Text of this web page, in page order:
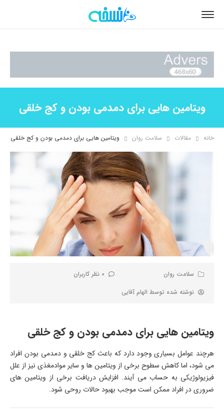
ویتامین هایی برای دمدمی بودن و کج خلقی
خانه مقالات سلامت روان ویتامین هایی برای دمدمی بودن و کج خلقی
سلامت روان
0 نظر کاربران
نوشته شده توسط الهام آقایی
ویتامین هایی برای دمدمی بودن و کج خلقی
هرچند عوامل بسیاری وجود دارد که باعث کج خلقی و دمدمی بودن افراد
می شود، اما کاهش سطوح برخی از ویتامین ها و سایر موادمغذی نیز از علل
فیزیولوژیکی به حساب می آیند. افزایش دریافت برخی از ویتامین های
ضروری در افراد ممکن است موجب بهبود حالات روحی شود.